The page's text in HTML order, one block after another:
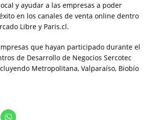
y ayudar a las empresas a poder
en los canales de venta online dentro
Libre y Paris.cl.
que hayan participado durante el
de Desarrollo de Negocios Sercotec
Metropolitana, Valparaíso, Biobío